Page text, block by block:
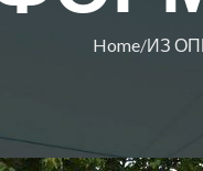
Home ИЗ
И
On 15. septembar